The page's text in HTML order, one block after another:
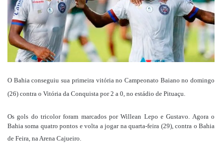
O Bahia conseguiu sua primeira vitória no Campeonato Baiano no domingo
(26) contra o Vitória da Conquista por 2 a 0, no estádio de Pituaçu.
Os gols do tricolor foram marcados por Willean Lepo e Gustavo. Agora o
Bahia soma quatro pontos e volta a jogar na quarta-feira (29), contra o Bahia
de Feira, na Arena Cajueiro.